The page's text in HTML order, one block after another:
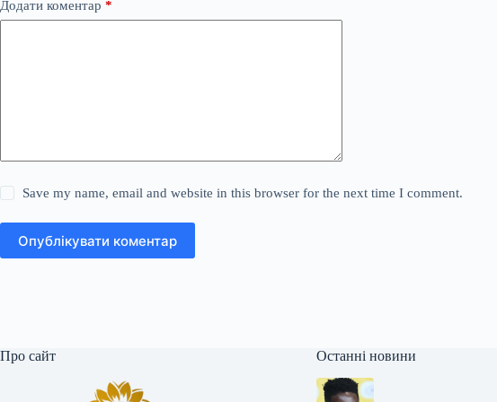
Додати коментар *
Save my name, email and website in this browser for the next time I comment.
Опублікувати коментар
Про сайт Останні новини